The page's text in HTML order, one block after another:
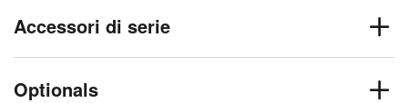
Accessori di serie
Optionals